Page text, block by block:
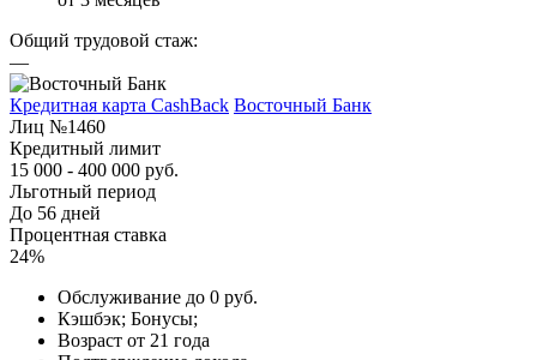
Общий трудовой стаж:
—
Кредитная карта CashBack Восточный Банк
Лиц №1460
Кредитный лимит
15 000 - 400 000 руб.
Льготный период
До 56 дней
Процентная ставка
24%
Обслуживание до 0 руб.
Кэшбэк; Бонусы;
Возраст от 21 года